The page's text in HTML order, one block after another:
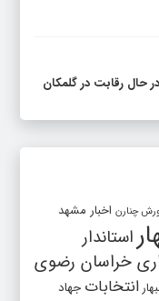
چنارن اخبار مشهد
استاندار
خراسان رضوی
انتخابات جهاد